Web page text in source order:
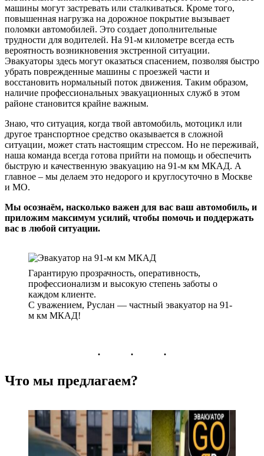
машины могут застревать или сталкиваться. Кроме того,
повышенная нагрузка на дорожное покрытие вызывает
поломки автомобилей. Это создает дополнительные
трудности для водителей. На 91-м километре всегда есть
вероятность возникновения экстренной ситуации.
Эвакуаторы здесь могут оказаться спасением, позволяя быстро
убрать поврежденные машины с проезжей части и
восстановить нормальный поток движения. Таким образом,
наличие профессиональных эвакуационных служб в этом
районе становится крайне важным.
Знаю, что ситуация, когда твой автомобиль, мотоцикл или
другое транспортное средство оказывается в сложной
ситуации, может стать настоящим стрессом. Но не переживай,
наша команда всегда готова прийти на помощь и обеспечить
быструю и качественную эвакуацию на 91-м км МКАД. А
главное – мы делаем это недорого и круглосуточно в Москве
и МО.
Мы осознаём, насколько важен для вас ваш автомобиль, и
приложим максимум усилий, чтобы помочь и поддержать
вас в любой ситуации.
Гарантирую прозрачность, оперативность,
профессионализм и высокую степень заботы о
каждом клиенте.
С уважением, Руслан — частный эвакуатор на 91-
м км МКАД!
Что мы предлагаем?